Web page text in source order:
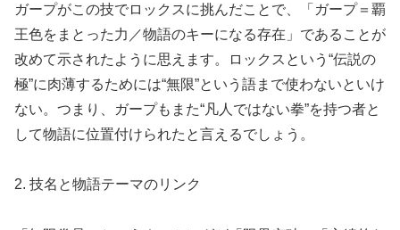
ガープがこの技でロックスに挑んだことで、「ガープ＝覇
王色をまとった力／物語のキーになる存在」であることが
改めて示されたように思えます。ロックスという“伝説の
極”に肉薄するためには“無限”という語まで使わないといけ
ない。つまり、ガープもまた“凡人ではない拳”を持つ者と
して物語に位置付けられたと言えるでしょう。
2. 技名と物語テーマのリンク